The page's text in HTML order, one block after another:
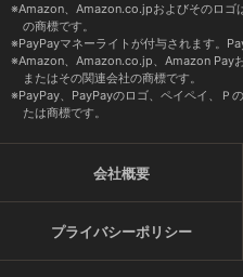
Amazon、Amazon.co.jpおよびそのロゴ
の商標です。
PayPayマネーライトが付与されます。
Amazon、Amazon.co.jp、Amazon Pay
またはその関連会社の商標です。
PayPay、PayPayのロゴ、ペイペイ、Ｐ
たは商標です。
会社概要
プライバシーポリシー